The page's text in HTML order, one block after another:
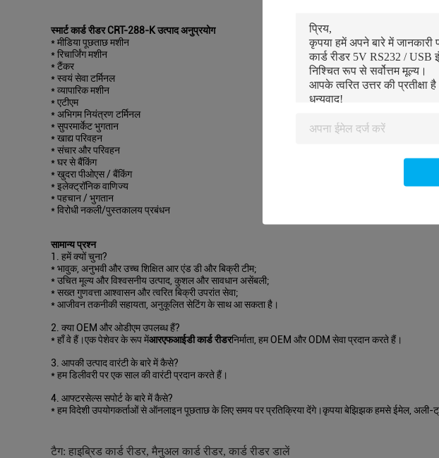
स्मार्ट कार्ड रीडर CRT-288-K उत्पाद अनुप्रयोग
* मीडिया पूछताछ मशीन
* रिचार्जिंग मशीन
* टैंकर
* स्वयं सेवा टर्मिनल
* व्यापारिक मशीन
* एटीएम
* अभिगम नियंत्रण टर्मिनल
* सुपरमार्केट भुगतान
* खाद्य परिवहन
* संचार और परिवहन
* घर से बैंकिंग
* खुदरा पीओएस / बैंकिंग
* इलेक्ट्रॉनिक वाणिज्य
* पहचान / भुगतान
* विरोधी नकली/पुस्तकालय प्रबंधन
सामान्य प्रश्न
1. हमें क्यों चुना?
* भावुक, अनुभवी और उच्च शिक्षित आर एंड डी और बिक्री टीम;
* उचित मूल्य और विश्वसनीय उत्पाद, कुशल और सावधान असेंबली;
* सख्त गुणवत्ता आश्वासन और त्वरित बिक्री उपरांत सेवा;
* आजीवन तकनीकी सहायता, अनुकूलित सेटिंग के साथ आ सकता है।
2. क्या OEM और ओडीएम उपलब्ध हैं?
* हाँ वे हैं।एक पेशेवर के रूप मेंआरएफआईडी कार्ड रीडरनिर्माता, हम OEM और ODM सेवा प्रदान करते हैं।
3. आपकी उत्पाद वारंटी के बारे में कैसे?
* हम डिलीवरी पर एक साल की वारंटी प्रदान करते हैं।
4. आफ्टरसेल्स सपोर्ट के बारे में कैसे?
* हम विदेशी उपयोगकर्ताओं से ऑनलाइन पूछताछ के लिए समय पर प्रतिक्रिया देंगे।कृपया बेझिझक हमसे ईमेल, अली-
टैग: हाइब्रिड कार्ड रीडर, मैनुअल कार्ड रीडर, कार्ड रीडर डालें